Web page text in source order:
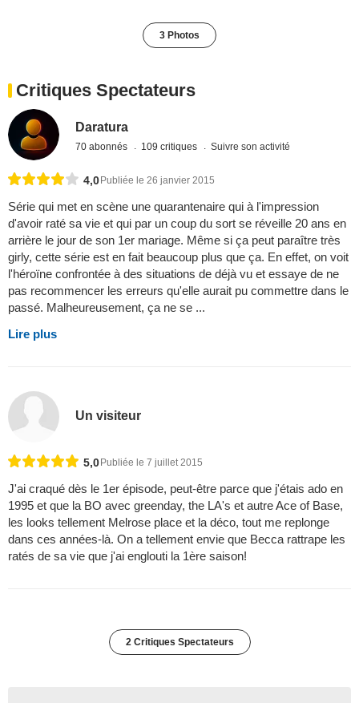
3 Photos
Critiques Spectateurs
Daratura
70 abonnés 109 critiques Suivre son activité
4,0 Publiée le 26 janvier 2015
Série qui met en scène une quarantenaire qui à l'impression
d'avoir raté sa vie et qui par un coup du sort se réveille 20 ans en
arrière le jour de son 1er mariage. Même si ça peut paraître très
girly, cette série est en fait beaucoup plus que ça. En effet, on voit
l'héroïne confrontée à des situations de déjà vu et essaye de ne
pas recommencer les erreurs qu'elle aurait pu commettre dans le
passé. Malheureusement, ça ne se ...
Lire plus
Un visiteur
5,0 Publiée le 7 juillet 2015
J'ai craqué dès le 1er épisode, peut-être parce que j'étais ado en
1995 et que la BO avec greenday, the LA's et autre Ace of Base,
les looks tellement Melrose place et la déco, tout me replonge
dans ces années-là. On a tellement envie que Becca rattrape les
ratés de sa vie que j'ai englouti la 1ère saison!
2 Critiques Spectateurs